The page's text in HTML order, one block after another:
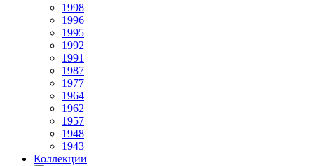
1998
1996
1995
1992
1991
1987
1977
1964
1962
1957
1948
1943
Коллекции